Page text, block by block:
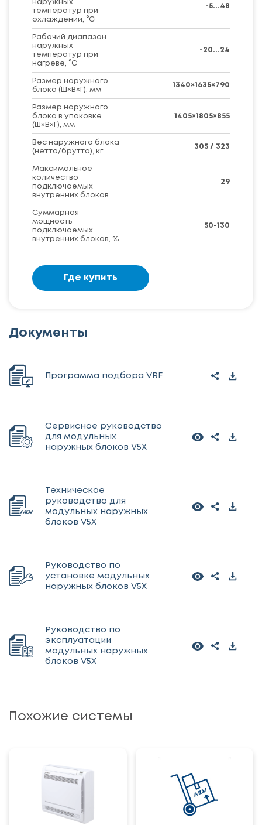
наружных
температур при
охлаждении, °C
-5...48
Рабочий диапазон
наружных
температур при
нагреве, °C
-20...24
Размер наружного
блока (Ш×В×Г), мм
1340×1635×790
Размер наружного
блока в упаковке
(Ш×В×Г), мм
1405×1805×855
Вес наружного блока
(нетто/брутто), кг
305 / 323
Максимальное
количество
подключаемых
внутренних блоков
29
Суммарная
мощность
подключаемых
внутренних блоков, %
50-130
Где купить
Документы
Программа подбора VRF
Сервисное руководство
для модульных
наружных блоков V5X
Техническое
руководство для
модульных наружных
блоков V5X
Руководство по
установке модульных
наружных блоков V5X
Руководство по
эксплуатации
модульных наружных
блоков V5X
Похожие системы